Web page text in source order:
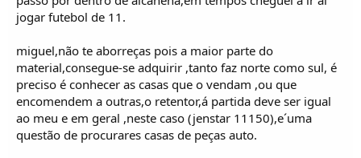
jogar futebol de 11.
miguel,não te aborreças pois a maior parte do
material,consegue-se adquirir ,tanto faz norte como sul, é
preciso é conhecer as casas que o vendam ,ou que
encomendem a outras,o retentor,á partida deve ser igual
ao meu e em geral ,neste caso (jenstar 11150),e´uma
questão de procurares casas de peças auto.